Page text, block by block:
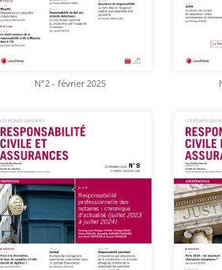
N°2 - février 2025